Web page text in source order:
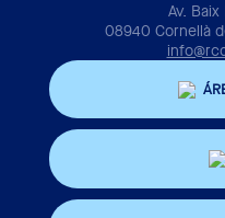
Av.
08940 Cornellà